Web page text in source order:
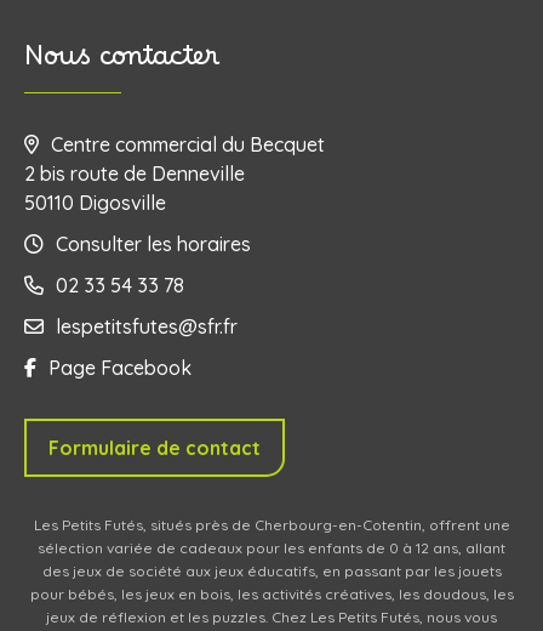
Nous contacter
Centre commercial du Becquet
2 bis route de Denneville
50110 Digosville
Consulter les horaires
02 33 54 33 78
lespetitsfutes@sfr.fr
Page Facebook
Formulaire de contact
Les Petits Futés, situés près de Cherbourg-en-Cotentin, offrent une
sélection variée de cadeaux pour les enfants de 0 à 12 ans, allant
des jeux de société aux jeux éducatifs, en passant par les jouets
pour bébés, les jeux en bois, les activités créatives, les doudous, les
jeux de réflexion et les puzzles. Chez Les Petits Futés, nous vous